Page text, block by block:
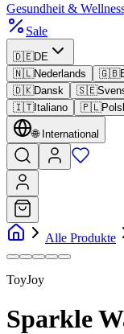
Gesundheit &
Sale
🇩🇪DE
🇳🇱Nederlands 🇬🇧
🇩🇰Dansk 🇸🇪
🇮🇹Italiano 🇵🇱
🌐 International
Alle Produkte
ToyJoy
Sparkle